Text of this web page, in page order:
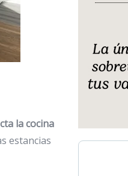
la cocina
estancias